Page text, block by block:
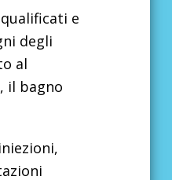
e
degli
al
il bagno